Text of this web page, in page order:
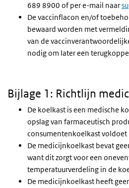
689 8900 of per e-mail naar
De vaccinflacon en/of
bewaard worden met
van de
nodig om later een
Bijlage 1: Richtlijn
De koelkast is een medische
opslag van farmaceutisch
consumentenkoelkast voldoet
De medicijnkoelkast bevat
want dit zorgt voor een
temperatuurverdeling in de
De medicijnkoelkast heeft